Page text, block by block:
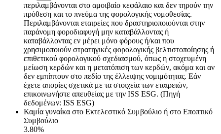
περιλαμβάνονται στο αμοιβαίο κεφάλαιο και δεν τηρούν την
πρόθεση και το πνεύμα της φορολογικής νομοθεσίας.
Περιλαμβάνονται εταιρείες που δραστηριοποιούνται στην
παράνομη φοροδιαφυγή μην καταβάλλοντας ή
καταβάλλοντας εν μέρει μόνο φόρους ή/και που
χρησιμοποιούν στρατηγικές φορολογικής βελτιστοποίησης ή
επιθετικού φορολογικού σχεδιασμού, όπως η στοχευμένη
μείωση κερδών και η μετατόπιση των κερδών, ακόμα και αν
δεν εμπίπτουν στο πεδίο της έλλειψης νομιμότητας. Εάν
έχετε απορίες σχετικά με τα στοιχεία των εταιρειών,
επικοινωνήστε απευθείας με την ISS ESG. (Πηγή
δεδομένων: ISS ESG)
Καμία γυναίκα στο Εκτελεστικό Συμβούλιο ή στο Εποπτικό
Συμβούλιο
3.80%